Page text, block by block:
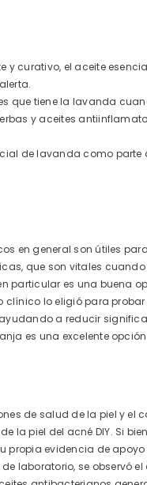
y curativo, el aceite
que tiene la lavanda
y aceites
de lavanda como
en general son útiles
que son vitales
particular es una buena
clínico lo eligió para
a reducir
es una excelente
de salud de la piel y el
la piel del acné DIY. Si
propia evidencia de
laboratorio, se observó